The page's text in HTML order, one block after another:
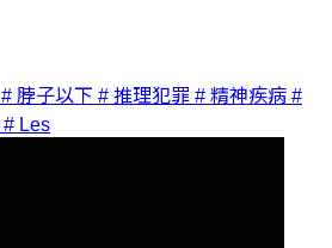
# 脖子以下 # 推理犯罪 # 精神疾病 #
# Les